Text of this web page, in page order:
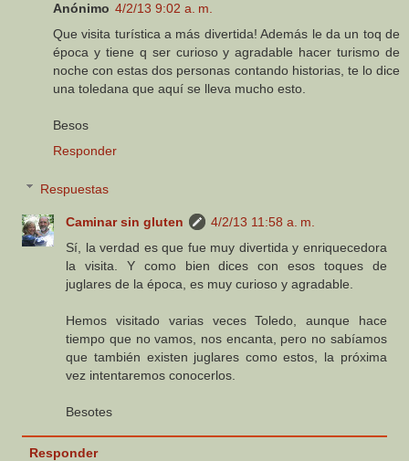
Anónimo 4/2/13 9:02 a. m.
Que visita turística a más divertida! Además le da un toq de
época y tiene q ser curioso y agradable hacer turismo de
noche con estas dos personas contando historias, te lo dice
una toledana que aquí se lleva mucho esto.
Besos
Responder
Respuestas
Caminar sin gluten
4/2/13 11:58 a. m.
Sí, la verdad es que fue muy divertida y enriquecedora
la visita. Y como bien dices con esos toques de
juglares de la época, es muy curioso y agradable.
Hemos visitado varias veces Toledo, aunque hace
tiempo que no vamos, nos encanta, pero no sabíamos
que también existen juglares como estos, la próxima
vez intentaremos conocerlos.
Besotes
Responder